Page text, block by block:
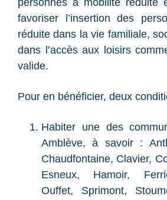
personnes à mobilité réduite
favoriser l’insertion des
réduite dans la vie familiale,
dans l’accès aux loisirs
valide.
Pour en bénéficier, deux
Habiter une des
Amblève, à savoir :
Chaudfontaine, Clavier,
Esneux, Hamoir,
Ouffet, Sprimont,